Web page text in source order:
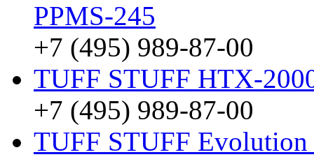
PPMS-245
+7 (495) 989-87-00
TUFF STUFF HTX-
+7 (495) 989-87-00
TUFF STUFF